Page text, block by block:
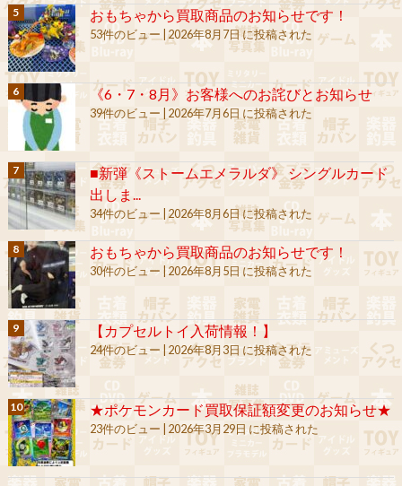
おもちゃから買取商品のお知らせです！
53件のビュー 2026年8月7日 に投稿された
《6・7・8月》お客様へのお詫びとお知らせ
39件のビュー 2026年7月6日 に投稿された
■新弾《ストームエメラルダ》 シングルカード
出しま...
34件のビュー 2026年8月6日 に投稿された
おもちゃから買取商品のお知らせです！
30件のビュー |2026年8月5日 に投稿された
【カプセルトイ入荷情報！】
24件のビュー 2026年8月3日 に投稿された
★ポケモンカード買取保証額変更のお知らせ★
23件のビュー 2026年3月29日 に投稿された